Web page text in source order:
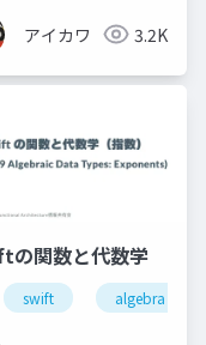
アイカワ 3.2K
の関数と代数学
swift algebra